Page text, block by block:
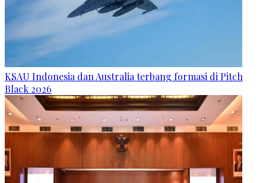
KSAU Indonesia dan Australia terbang formasi di Pitch
Black 2026